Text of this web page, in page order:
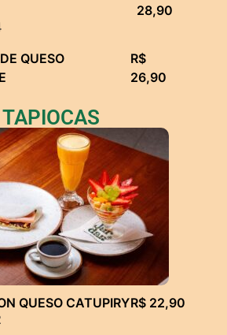
28,90
QUESO
R$
26,90
TAPIOCAS
QUESO CATUPIRYR$ 22,90